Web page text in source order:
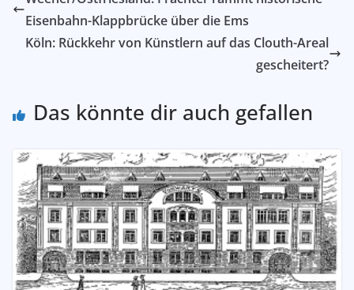
Eisenbahn-Klappbrücke über die Ems
Köln: Rückkehr von Künstlern auf das Clouth-Areal
gescheitert?
Das könnte dir auch gefallen